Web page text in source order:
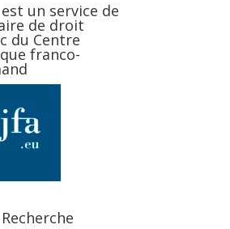
un service de
de droit
du Centre
franco-